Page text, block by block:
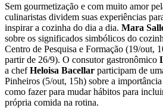
Sem gourmetização e com muito amor
culinaristas dividem suas experiências
inspirar a cozinha do dia a dia. Mara
sobre os significados simbólicos do
Centro de Pesquisa e Formação (19/out,
partir de 26/9). O consutor gastronômico
a chefHeloisa Bacellar participam de
Pinheiros (5/out, 15h) sobre a
como fazer para mudar hábitos para
própria comida na rotina.